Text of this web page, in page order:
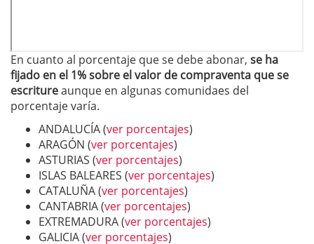
En cuanto al porcentaje que se debe abonar, se ha
fijado en el 1% sobre el valor de compraventa que se
escritureaunque en algunas comunidaes del
porcentaje varía.
ANDALUCÍA (ver porcentajes)
ARAGÓN (ver porcentajes)
ASTURIAS (ver porcentajes)
ISLAS BALEARES (ver porcentajes)
CATALUÑA (ver porcentajes)
CANTABRIA (ver porcentajes)
EXTREMADURA (ver porcentajes)
GALICIA (ver porcentajes)